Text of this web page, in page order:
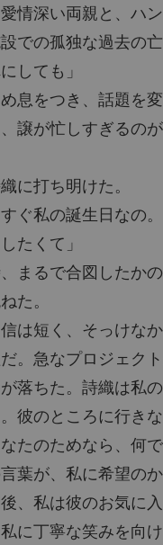
情深い両親と、ハ
での孤独な過去の
しても」
息をつき、話題を変
、譲が忙しすぎるの
に打ち明けた。
すぐ私の誕生日なの
たくて」
まるで合図したか
た。
は短く、そっけなか
だ。急なプロジェク
落ちた。詩織は私
。彼のところに行き
たのためなら、何
葉が、私に希望の
、私は彼のお気に
に丁寧な笑みを向け